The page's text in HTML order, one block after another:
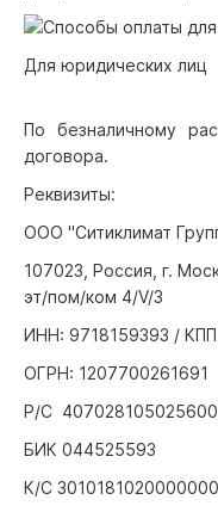
Для юридических лиц
По безналичному
договора.
Реквизиты:
ООО "Ситиклимат
107023, Россия, г.
эт/пом/ком 4/V/3
ИНН: 9718159393 / КПП
ОГРН: 1207700261691
Р/С
БИК 044525593
К/С